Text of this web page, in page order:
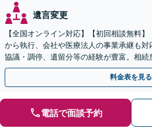
遺言変更
【全国オンライン対応】【初回相談無料
から執行、会社や医療法人の事業承継も対
協議・調停、遺留分等の経験が豊富。相続
があるため、お早めにご相談ください。【
料金表を見る
電話で面談予約